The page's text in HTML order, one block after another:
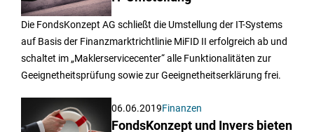
Die FondsKonzept AG schließt die Umstellung der IT-Systems
auf Basis der Finanzmarktrichtlinie MiFID II erfolgreich ab und
schaltet im „Maklerservicecenter“ alle Funktionalitäten zur
Geeignetheitsprüfung sowie zur Geeignetheitserklärung frei.
06.06.2019Finanzen
FondsKonzept und Invers bieten